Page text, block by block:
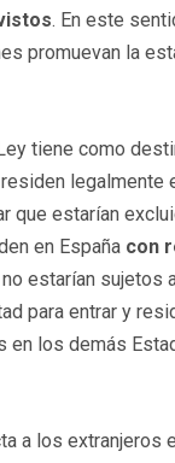
. En este
promuevan la
tiene como
legalmente
que estarían
en España con
estarían sujetos
para entrar y
en los demás
a los extranjeros